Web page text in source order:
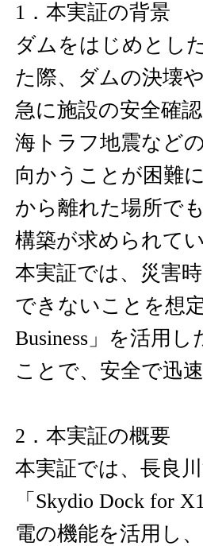
1．本実証の背景
ダムをはじめとし
た際、ダムの決壊
急に施設の安全確
海トラフ地震など
向かうことが困難
から離れた場所で
構築が求められてい
本実証では、災害
できないことを想
Business」を活用
ことで、安全で迅
2．本実証の概要
本実証では、長良
「Skydio Dock for
電の機能を活用し